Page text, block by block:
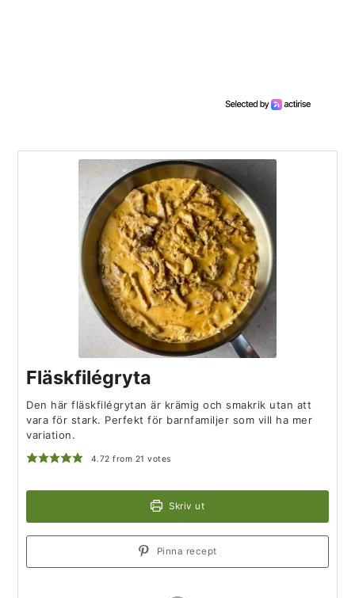
Fläskfilégryta
Den här fläskfilégrytan är krämig och smakrik utan att
vara för stark. Perfekt för barnfamiljer som vill ha mer
variation.
4.72 from 21 votes
Skriv ut
Pinna recept